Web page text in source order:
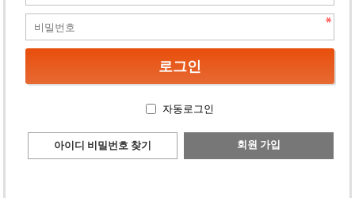
자동로그인
아이디 비밀번호 찾기 회원 가입